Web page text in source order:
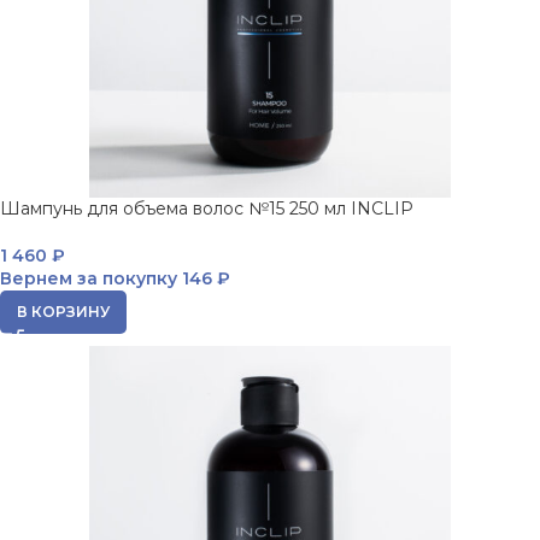
Шампунь для объема волос №15 250 мл INCLIP
1 460 ₽
Вернем за покупку 146 ₽
В КОРЗИНУ